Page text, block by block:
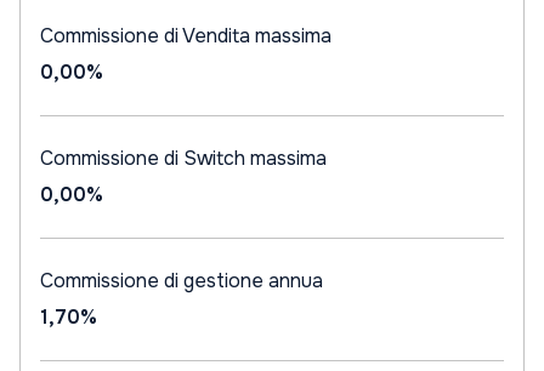
Commissione di Vendita massima
0,00%
Commissione di Switch massima
0,00%
Commissione di gestione annua
1,70%